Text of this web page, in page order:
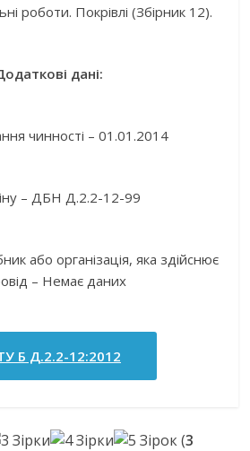
роботи. Покрівлі (Збірник 12).
дані:
чинності – 01.01.2014
– ДБН Д.2.2-12-99
або організація, яка здійснює
– Немає даних
Б Д.2.2-12:2012
(3